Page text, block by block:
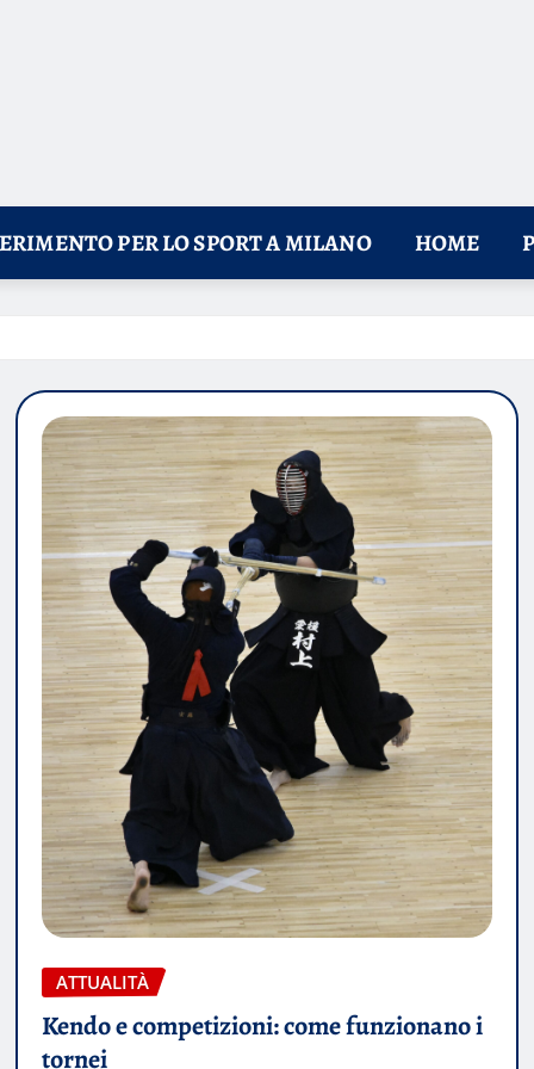
PER LO SPORT A MILANO HOME
ATTUALITÀ
Kendo e competizioni: come funzionano i
tornei